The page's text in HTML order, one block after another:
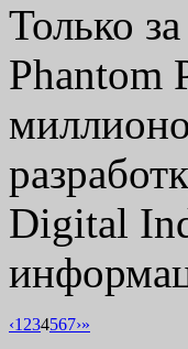
Только
Phantom
Digital
‹1 234567›»